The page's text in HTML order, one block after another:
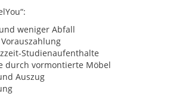
weniger Abfall
Studienaufenthalte
durch vormontierte Möbel
Auszug